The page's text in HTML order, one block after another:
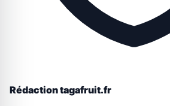
Rédaction tagafruit.fr